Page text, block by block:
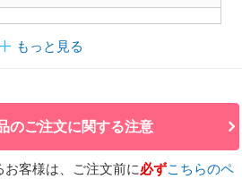
もっと見る
のご注文に関する注意
客様は、ご注文前に必ずこちらのペ